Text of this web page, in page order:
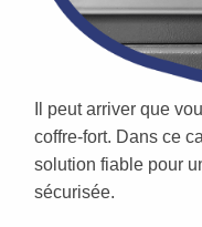
Il peut arriver que
coffre-fort. Dans ce
solution fiable pour
sécurisée.